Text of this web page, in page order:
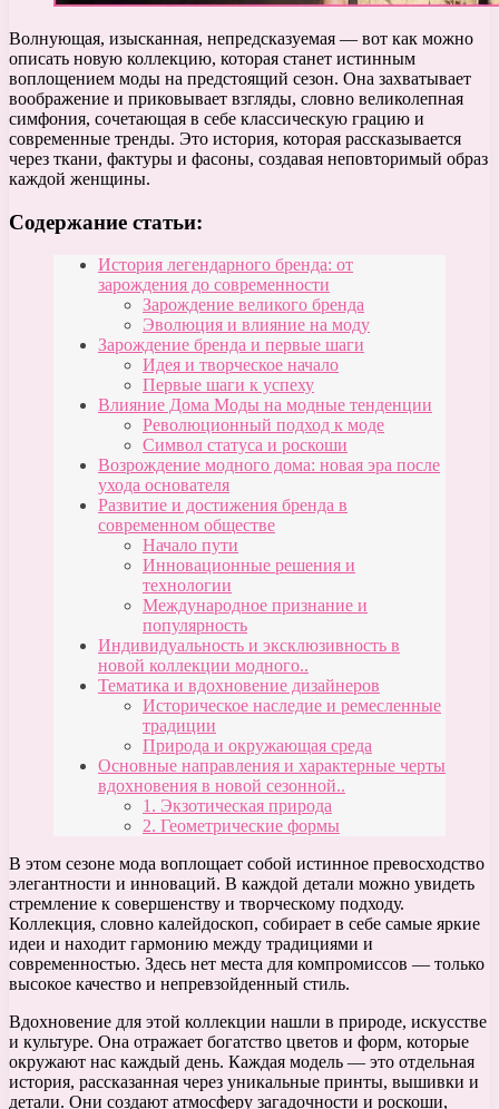
Волнующая, изысканная, непредсказуемая — вот как можно
описать новую коллекцию, которая станет истинным
воплощением моды на предстоящий сезон. Она захватывает
воображение и приковывает взгляды, словно великолепная
симфония, сочетающая в себе классическую грацию и
современные тренды. Это история, которая рассказывается
через ткани, фактуры и фасоны, создавая неповторимый образ
каждой женщины.
Содержание статьи:
История легендарного бренда: от
зарождения до современности
Зарождение великого бренда
Эволюция и влияние на моду
Зарождение бренда и первые шаги
Идея и творческое начало
Первые шаги к успеху
Влияние Дома Моды на модные тенденции
Революционный подход к моде
Символ статуса и роскоши
Возрождение модного дома: новая эра после
ухода основателя
Развитие и достижения бренда в
современном обществе
Начало пути
Инновационные решения и
технологии
Международное признание и
популярность
Индивидуальность и эксклюзивность в
новой коллекции модного..
Тематика и вдохновение дизайнеров
Историческое наследие и ремесленные
традиции
Природа и окружающая среда
Основные направления и характерные черты
вдохновения в новой сезонной..
1. Экзотическая природа
2. Геометрические формы
В этом сезоне мода воплощает собой истинное превосходство
элегантности и инноваций. В каждой детали можно увидеть
стремление к совершенству и творческому подходу.
Коллекция, словно калейдоскоп, собирает в себе самые яркие
идеи и находит гармонию между традициями и
современностью. Здесь нет места для компромиссов — только
высокое качество и непревзойденный стиль.
Вдохновение для этой коллекции нашли в природе, искусстве
и культуре. Она отражает богатство цветов и форм, которые
окружают нас каждый день. Каждая модель — это отдельная
история, рассказанная через уникальные принты, вышивки и
детали. Они создают атмосферу загадочности и роскоши,